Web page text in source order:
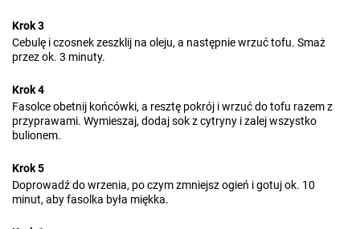
Krok 3
Cebulę i czosnek zeszklij na oleju, a następnie wrzuć tofu. Smaż
przez ok. 3 minuty.
Krok 4
Fasolce obetnij końcówki, a resztę pokrój i wrzuć do tofu razem z
przyprawami. Wymieszaj, dodaj sok z cytryny i zalej wszystko
bulionem.
Krok 5
Doprowadź do wrzenia, po czym zmniejsz ogień i gotuj ok. 10
minut, aby fasolka była miękka.